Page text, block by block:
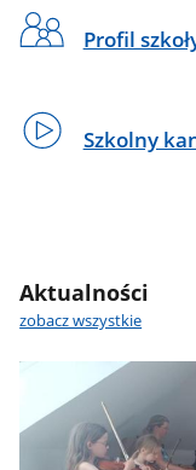
Profil
Szkolny
Aktualności
zobacz wszystkie